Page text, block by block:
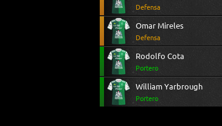
Defensa
Omar Mireles
Defensa
Rodolfo Cota
Portero
William Yarbrough
Portero